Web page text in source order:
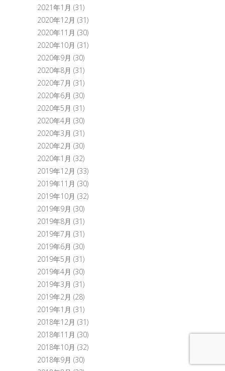
2021年1月 (31)
2020年12月 (31)
2020年11月 (30)
2020年10月 (31)
2020年9月 (30)
2020年8月 (31)
2020年7月 (31)
2020年6月 (30)
2020年5月 (31)
2020年4月 (30)
2020年3月 (31)
2020年2月 (30)
2020年1月 (32)
2019年12月 (33)
2019年11月 (30)
2019年10月 (32)
2019年9月 (30)
2019年8月 (31)
2019年7月 (31)
2019年6月 (30)
2019年5月 (31)
2019年4月 (30)
2019年3月 (31)
2019年2月 (28)
2019年1月 (31)
2018年12月 (31)
2018年11月 (30)
2018年10月 (32)
2018年9月 (30)